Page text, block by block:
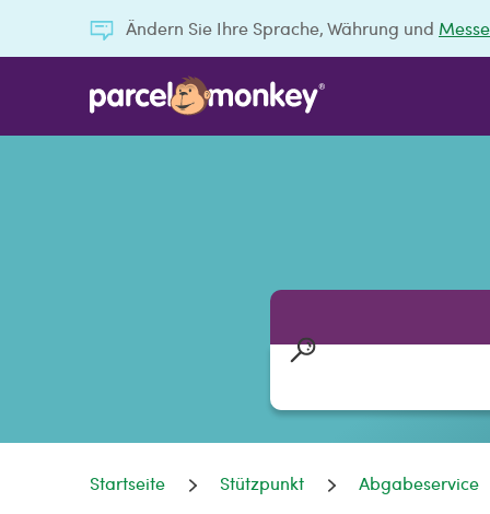
Ändern Sie Ihre Sprache, Währung und
Startseite Stützpunkt Abgabeservice